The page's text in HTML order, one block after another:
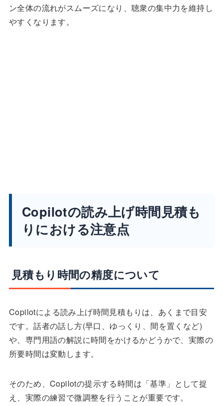
ン全体の流れがスムーズになり、聴衆の集中力を維持し
やすくなります。
Copilotの読み上げ時間見積も
りにおける注意点
見積もり時間の精度について
Copilotによる読み上げ時間見積もりは、あくまで目安
です。話者の話し方(早口、ゆっくり、間を置くなど)
や、専門用語の解説に時間をかけるかどうかで、実際の
所要時間は変動します。
そのため、Copilotの提示する時間は「基準」として捉
え、実際の練習で微調整を行うことが重要です。